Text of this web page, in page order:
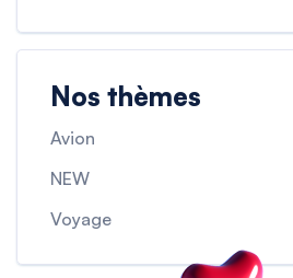
Nos thèmes
Avion
NEW
Voyage